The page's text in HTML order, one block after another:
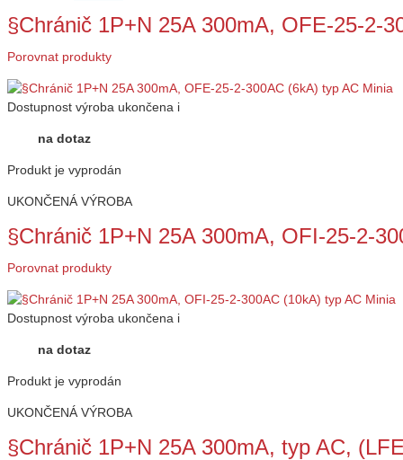
§Chránič 1P+N 25A 300mA, OFE-25-2-
Porovnat produkty
Dostupnost výroba ukončena i
na dotaz
Produkt je vyprodán
UKONČENÁ VÝROBA
§Chránič 1P+N 25A 300mA, OFI-25-2-
Porovnat produkty
Dostupnost výroba ukončena i
na dotaz
Produkt je vyprodán
UKONČENÁ VÝROBA
§Chránič 1P+N 25A 300mA, typ AC,